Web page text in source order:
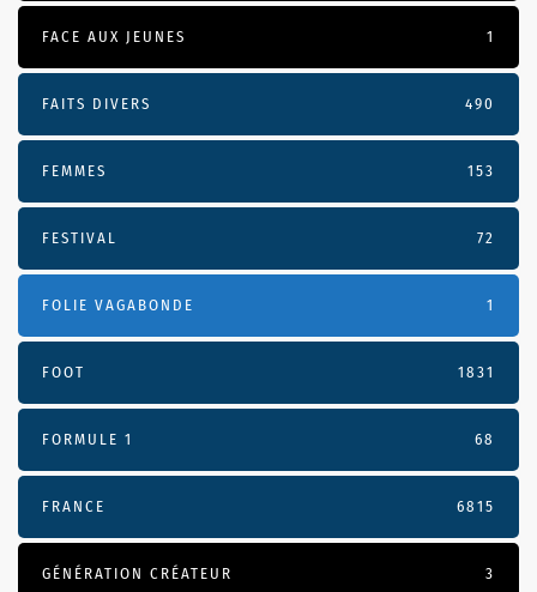
FACE AUX JEUNES 1
FAITS DIVERS 490
FEMMES 153
FESTIVAL 72
FOLIE VAGABONDE 1
FOOT 1831
FORMULE 1 68
FRANCE 6815
GÉNÉRATION CRÉATEUR 3